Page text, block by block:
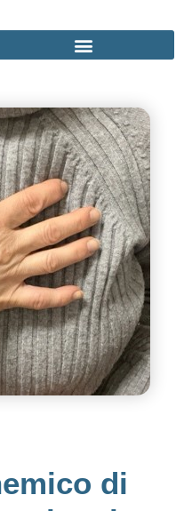
di